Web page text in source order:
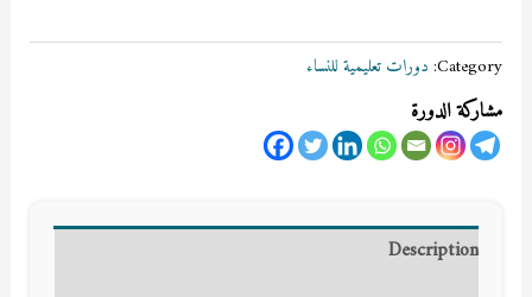
Category: دورات تعليمية للنساء
مشاركة الدورة
Description